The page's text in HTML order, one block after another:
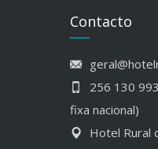
Contacto
256 130
fixa nacional)
Hotel Rural